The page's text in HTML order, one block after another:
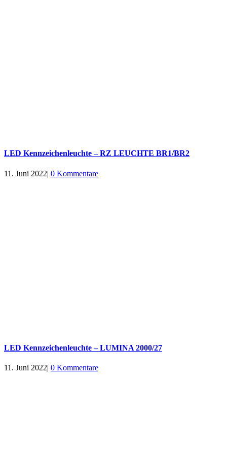
LED Kennzeichenleuchte – RZ LEUCHTE BR1/BR2
11. Juni 2022| 0 Kommentare
LED Kennzeichenleuchte – LUMINA 2000/27
11. Juni 2022| 0 Kommentare